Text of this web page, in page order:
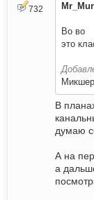
732
Во во
это
В
думаю
А на
а